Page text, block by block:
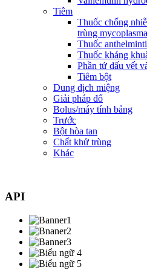
Tiêm
Thuốc chống
trùng mycoplasma
Thuốc
Thuốc kháng
Phần tử dấu vết
Tiêm bột
Dung dịch miệng
Giải pháp đổ
Bolus/máy tính bảng
Trước
Bột hòa tan
Chất khử trùng
Khác
API